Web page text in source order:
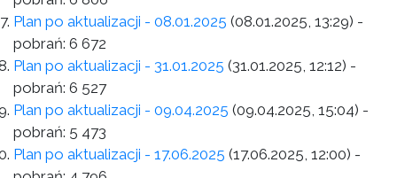
Plan po aktualizacji - 08.01.2025 (08.01.2025, 13:29) -
pobrań: 6 672
Plan po aktualizacji - 31.01.2025 (31.01.2025, 12:12) -
pobrań: 6 527
Plan po aktualizacji - 09.04.2025 (09.04.2025, 15:04) -
pobrań: 5 473
Plan po aktualizacji - 17.06.2025 (17.06.2025, 12:00) -